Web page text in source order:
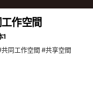
作空間
1
同工作空間 #共享空間